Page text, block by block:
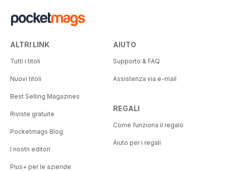
ALTRI LINK
Tutti i titoli
Nuovi titoli
Best Selling Magazines
Riviste gratuite
Pocketmags Blog
I nostri editori
Plus+ per le aziende
AIUTO
Supporto & FAQ
Assistenza via e-mail
REGALI
Come funziona il regalo
Aiuto per i regali